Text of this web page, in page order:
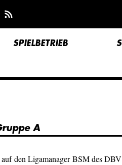
SPIELBETRIEB
A
den Ligamanager BSM des